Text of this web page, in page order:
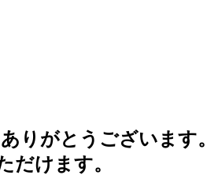
りがとうございます。
だけます。